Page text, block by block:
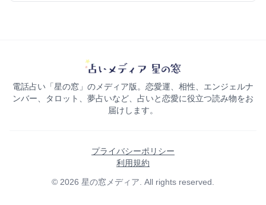
電話占い「星の窓」のメディア版。恋愛運、相性、エンジェルナ
ンバー、タロット、夢占いなど、占いと恋愛に役立つ読み物をお
届けします。
プライバシーポリシー
利用規約
© 2026 星の窓メディア. All rights reserved.